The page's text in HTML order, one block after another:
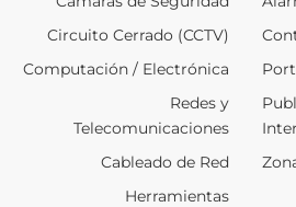
Circuito Cerrado (CCTV)
Computación / Electrónica
Redes y
Telecomunicaciones
Cableado de Red
Herramientas